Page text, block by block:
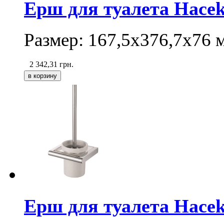
Ерш для туалета
Размер: 167,5х376,7х76
2 342,31 грн.
Ерш для туалета